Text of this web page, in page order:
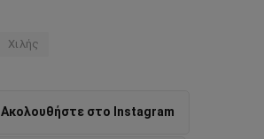
Χιλής
Ακολουθήστε στο Instagram